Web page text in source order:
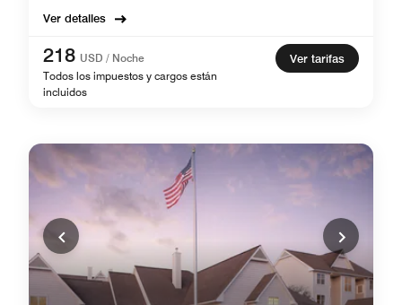
Ver detalles
218 USD / Noche
Todos los impuestos y cargos están
incluidos
Ver tarifas